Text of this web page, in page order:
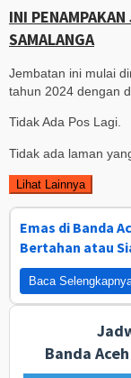
INI
SAMALANGA
Jembatan ini mulai
tahun 2024 dengan
Tidak Ada Pos Lagi.
Tidak ada laman
Lihat Lainnya
Emas di Banda
Bertahan atau
Baca
Banda